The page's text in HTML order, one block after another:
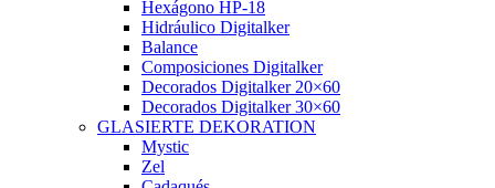
Hexágono HP-18
Hidráulico Digitalker
Balance
Composiciones Digitalker
Decorados Digitalker 20×60
Decorados Digitalker 30×60
GLASIERTE DEKORATION
Mystic
Zel